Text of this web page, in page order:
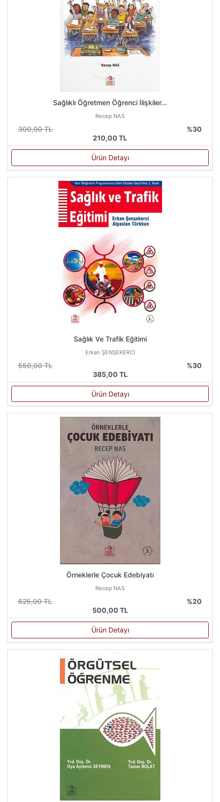
Sağlıklı Öğretmen Öğrenci İlişkiler...
Recep NAS
300,00 TL
%30
210,00 TL
Ürün Detayı
Sağlık Ve Trafik Eğitimi
Erkan ŞENŞEKERCİ
550,00 TL
%30
385,00 TL
Ürün Detayı
Örneklerle Çocuk Edebiyatı
Recep NAS
625,00 TL
%20
500,00 TL
Ürün Detayı